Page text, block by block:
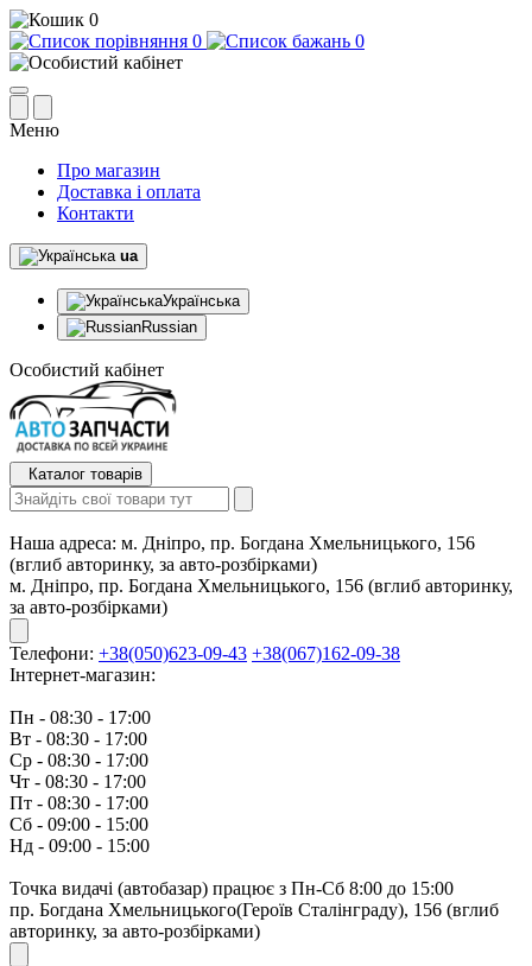
0
0
0
Меню
Про магазин
Доставка і оплата
Контакти
ua
Українська
Russian
Особистий кабінет
Каталог товарів
Наша адреса: м. Дніпро, пр. Богдана Хмельницького, 156
(вглиб авторинку, за авто-розбірками)
м. Дніпро, пр. Богдана Хмельницького, 156 (вглиб авторинку,
за авто-розбірками)
Телефони: +38(050)623-09-43 +38(067)162-09-38
Інтернет-магазин:
Пн - 08:30 - 17:00
Вт - 08:30 - 17:00
Ср - 08:30 - 17:00
Чт - 08:30 - 17:00
Пт - 08:30 - 17:00
Сб - 09:00 - 15:00
Нд - 09:00 - 15:00
Точка видачі (автобазар) працює з Пн-Сб 8:00 до 15:00
пр. Богдана Хмельницького(Героїв Сталінграду), 156 (вглиб
авторинку, за авто-розбірками)